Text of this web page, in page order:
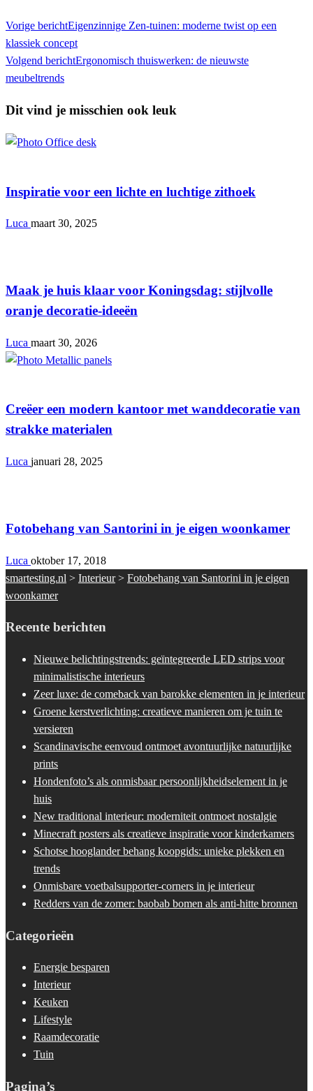
Vorige berichtEigenzinnige Zen-tuinen: moderne twist op een
klassiek concept
Volgend berichtErgonomisch thuiswerken: de nieuwste
meubeltrends
Dit vind je misschien ook leuk
Inspiratie voor een lichte en luchtige zithoek
Luca maart 30, 2025
Maak je huis klaar voor Koningsdag: stijlvolle
oranje decoratie-ideeën
Luca maart 30, 2026
Creëer een modern kantoor met wanddecoratie van
strakke materialen
Luca januari 28, 2025
Fotobehang van Santorini in je eigen woonkamer
Luca oktober 17, 2018
smartesting.nl > Interieur> Fotobehang van Santorini in je eigen
woonkamer
Recente berichten
Nieuwe belichtingstrends: geïntegreerde LED strips voor
minimalistische interieurs
Zeer luxe: de comeback van barokke elementen in je interieur
Groene kerstverlichting: creatieve manieren om je tuin te
versieren
Scandinavische eenvoud ontmoet avontuurlijke natuurlijke
prints
Hondenfoto’s als onmisbaar persoonlijkheidselement in je
huis
New traditional interieur: moderniteit ontmoet nostalgie
Minecraft posters als creatieve inspiratie voor kinderkamers
Schotse hooglander behang koopgids: unieke plekken en
trends
Onmisbare voetbalsupporter-corners in je interieur
Redders van de zomer: baobab bomen als anti-hitte bronnen
Categorieën
Energie besparen
Interieur
Keuken
Lifestyle
Raamdecoratie
Tuin
Pagina’s